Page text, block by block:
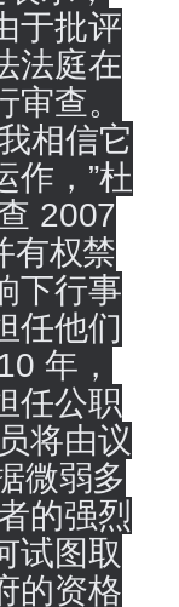
于批评
法庭在
查。
相信它
作，”杜
2007
有权禁
下行事
任他们
年，
任公职
将由议
微弱多
的强烈
试图取
的资格